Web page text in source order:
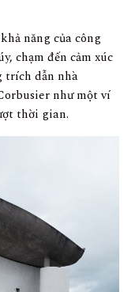
năng của công
chạm đến cảm xúc
trích dẫn nhà
như một ví
thời gian.